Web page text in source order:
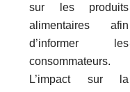
sur les produits
alimentaires afin
d’informer les
consommateurs.
L’impact sur la